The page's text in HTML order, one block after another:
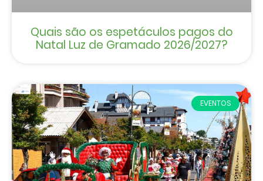
Quais são os espetáculos pagos do
Natal Luz de Gramado 2026/2027?
EVENTOS